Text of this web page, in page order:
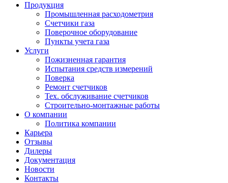
Продукция
Промышленная расходометрия
Счетчики газа
Поверочное оборудование
Пункты учета газа
Услуги
Пожизненная гарантия
Испытания средств измерений
Поверка
Ремонт счетчиков
Тех. обслуживание счетчиков
Строительно-монтажные работы
О компании
Политика компании
Карьера
Отзывы
Дилеры
Документация
Новости
Контакты